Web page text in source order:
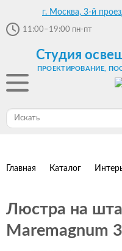
г. Москва, 3-й
11:00–19:00 пн-пт
Студия
ПРОЕКТИРОВАНИЕ,
Главная Каталог
Люстра на
Maremagnum